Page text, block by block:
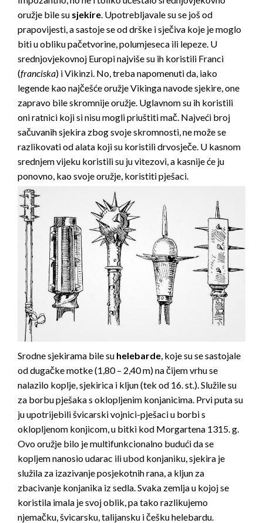
oružje bile su sjekire. Upotrebljavale su se još od
prapovijesti, a sastoje se od drške i sječiva koje je moglo
biti u obliku pačetvorine, polumjeseca ili lepeze. U
srednjovjekovnoj Europi najviše su ih koristili Franci
(franciska) i Vikinzi. No, treba napomenuti da, iako
legende kao najčešće oružje Vikinga navode sjekire, one
zapravo bile skromnije oružje. Uglavnom su ih koristili
oni ratnici koji si nisu mogli priuštiti mač. Najveći broj
sačuvanih sjekira zbog svoje skromnosti, ne može se
razlikovati od alata koji su koristili drvosječe. U kasnom
srednjem vijeku koristili su ju vitezovi, a kasnije će ju
ponovno, kao svoje oružje, koristiti pješaci.
Srodne sjekirama bile su helebarde , koje su se sastojale
od dugačke motke (1,80 – 2,40 m) na čijem vrhu se
nalazilo koplje, sjekirica i kljun (tek od 16. st.). Služile su
za borbu pješaka s oklopljenim konjanicima. Prvi puta su
ju upotrijebili švicarski vojnici-pješaci u borbi s
oklopljenom konjicom, u bitki kod Morgartena 1315. g.
Ovo oružje bilo je multifunkcionalno budući da se
kopljem nanosio udarac ili ubod konjaniku, sjekira je
služila za izazivanje posjekotnih rana, a kljun za
zbacivanje konjanika iz sedla. Svaka zemlja u kojoj se
koristila imala je svoj oblik, pa tako razlikujemo
njemačku, švicarsku, talijansku i češku helebardu.